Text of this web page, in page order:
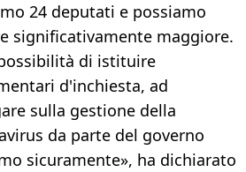
24 deputati e possiamo
significativamente maggiore.
di istituire
d'inchiesta, ad
sulla gestione della
da parte del governo
sicuramente», ha dichiarato